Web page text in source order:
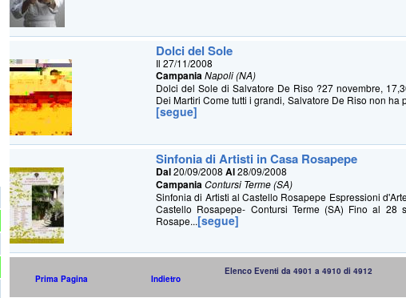
Dolci del Sole
Il 27/11/2008
CampaniaNapoli (NA)
Dolci del Sole di Salvatore De Riso ?27 novembre,
Dei Martiri Come tutti i grandi, Salvatore De Riso non ha
[segue]
Sinfonia di Artisti in Casa Rosapepe
Dal20/09/2008Al28/09/2008
CampaniaContursi Terme (SA)
Sinfonia di Artisti al Castello Rosapepe Espressioni
Castello Rosapepe- Contursi Terme (SA) Fino al 28
Rosape...[segue]
Prima Pagina Indietro
Elenco Eventi da 4901 a 4910 di 4912